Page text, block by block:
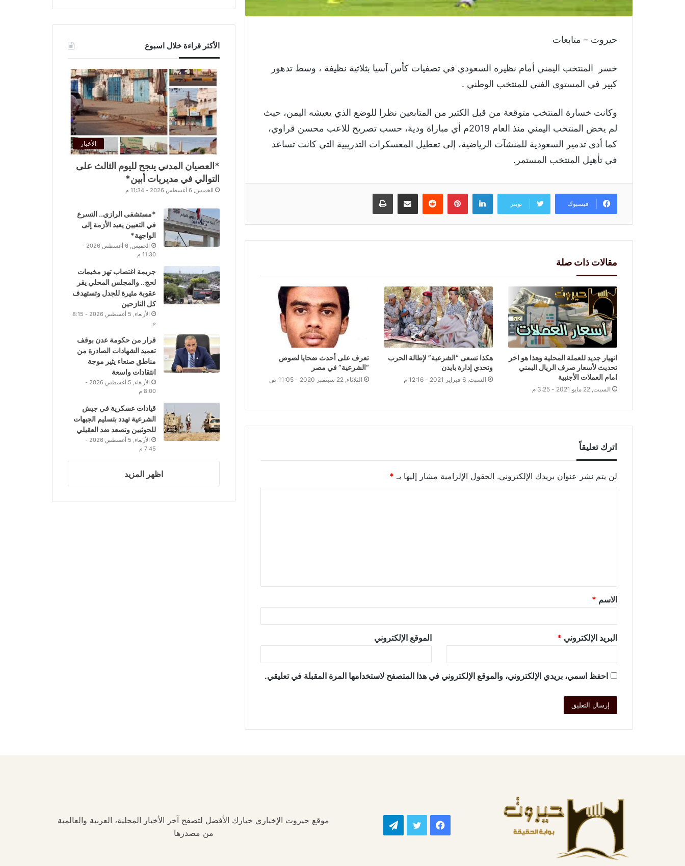
حيروت – متابعات
خسر المنتخب اليمني أمام نظيره السعودي في تصفيات كأس آسيا بثلاثية نظيفة ، وسط تدهور
كبير في المستوى الفني للمنتخب الوطني .
وكانت خسارة المنتخب متوقعة من قبل الكثير من المتابعين نظرا للوضع الذي يعيشه اليمن، حيث
لم يخض المنتخب اليمني منذ العام 2019م أي مباراة ودية، حسب تصريح للاعب محسن قراوي،
كما أدى تدمير السعودية للمنشآت الرياضية، إلى تعطيل المعسكرات التدريبية التي كانت تساعد
في تأهيل المنتخب المستمر.
فيسبوك تويتر
لينكدإنبينتيريست
‏Reddit مشاركة عبر البريد طباعة
مقالات ذات صلة
انهيار جديد للعملة المحلية وهذا هو اخر
تحديث لأسعار صرف الريال اليمني
امام العملات الأجنبية
السبت, 22 مايو 2021 - 3:25 م
هكذا تسعى “الشرعية” لإطالة الحرب
وتحدي إدارة بايدن
السبت, 6 فبراير 2021 - 12:16 م
تعرف على أحدث ضحايا لصوص
“الشرعية” في مصر
الثلاثاء, 22 سبتمبر 2020 - 11:05 ص
اترك تعليقاً
لن يتم نشر عنوان بريدك الإلكتروني. الحقول الإلزامية مشار إليها بـ *
الاسم *
البريد الإلكتروني * الموقع الإلكتروني
احفظ اسمي، بريدي الإلكتروني، والموقع الإلكتروني في هذا المتصفح لاستخدامها المرة المقبلة في تعليقي.
الأكثر قراءة خلال اسبوع
الأخبار
*العصيان المدني ينجح لليوم الثالث على
التوالي في مديريات أبين*
الخميس, 6 أغسطس 2026 - 11:34 م
*مستشفى الرازي.. التسرع
في التعيين يعيد الأزمة إلى
الواجهة*
الخميس, 6 أغسطس 2026 -
11:30 م
جريمة اغتصاب تهز مخيمات
لحج.. والمجلس المحلي يقر
عقوبة مثيرة للجدل وتستهدف
كل النازحين
الأربعاء, 5 أغسطس 2026 - 8:15
م
قرار من حكومة عدن بوقف
تعميد الشهادات الصادرة من
مناطق صنعاء يثير موجة
انتقادات واسعة
الأربعاء, 5 أغسطس 2026 -
8:00 م
قيادات عسكرية في جيش
الشرعية تهدد بتسليم الجبهات
للحوثيين وتصعد ضد العقيلي
الأربعاء, 5 أغسطس 2026 -
7:45 م
اظهر المزيد
فيسبوك تويتر تيلقرام
موقع حيروت الإخباري خيارك الأفضل لتصفح آخر الأخبار المحلية، العربية والعالمية
من مصدرها